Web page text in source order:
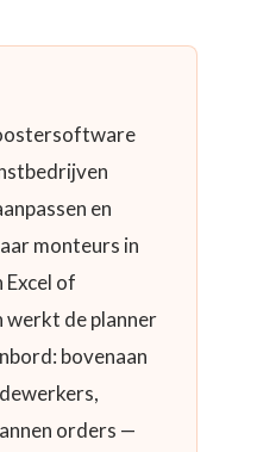
en
monteurs in
Excel of
de planner
bovenaan
orders —